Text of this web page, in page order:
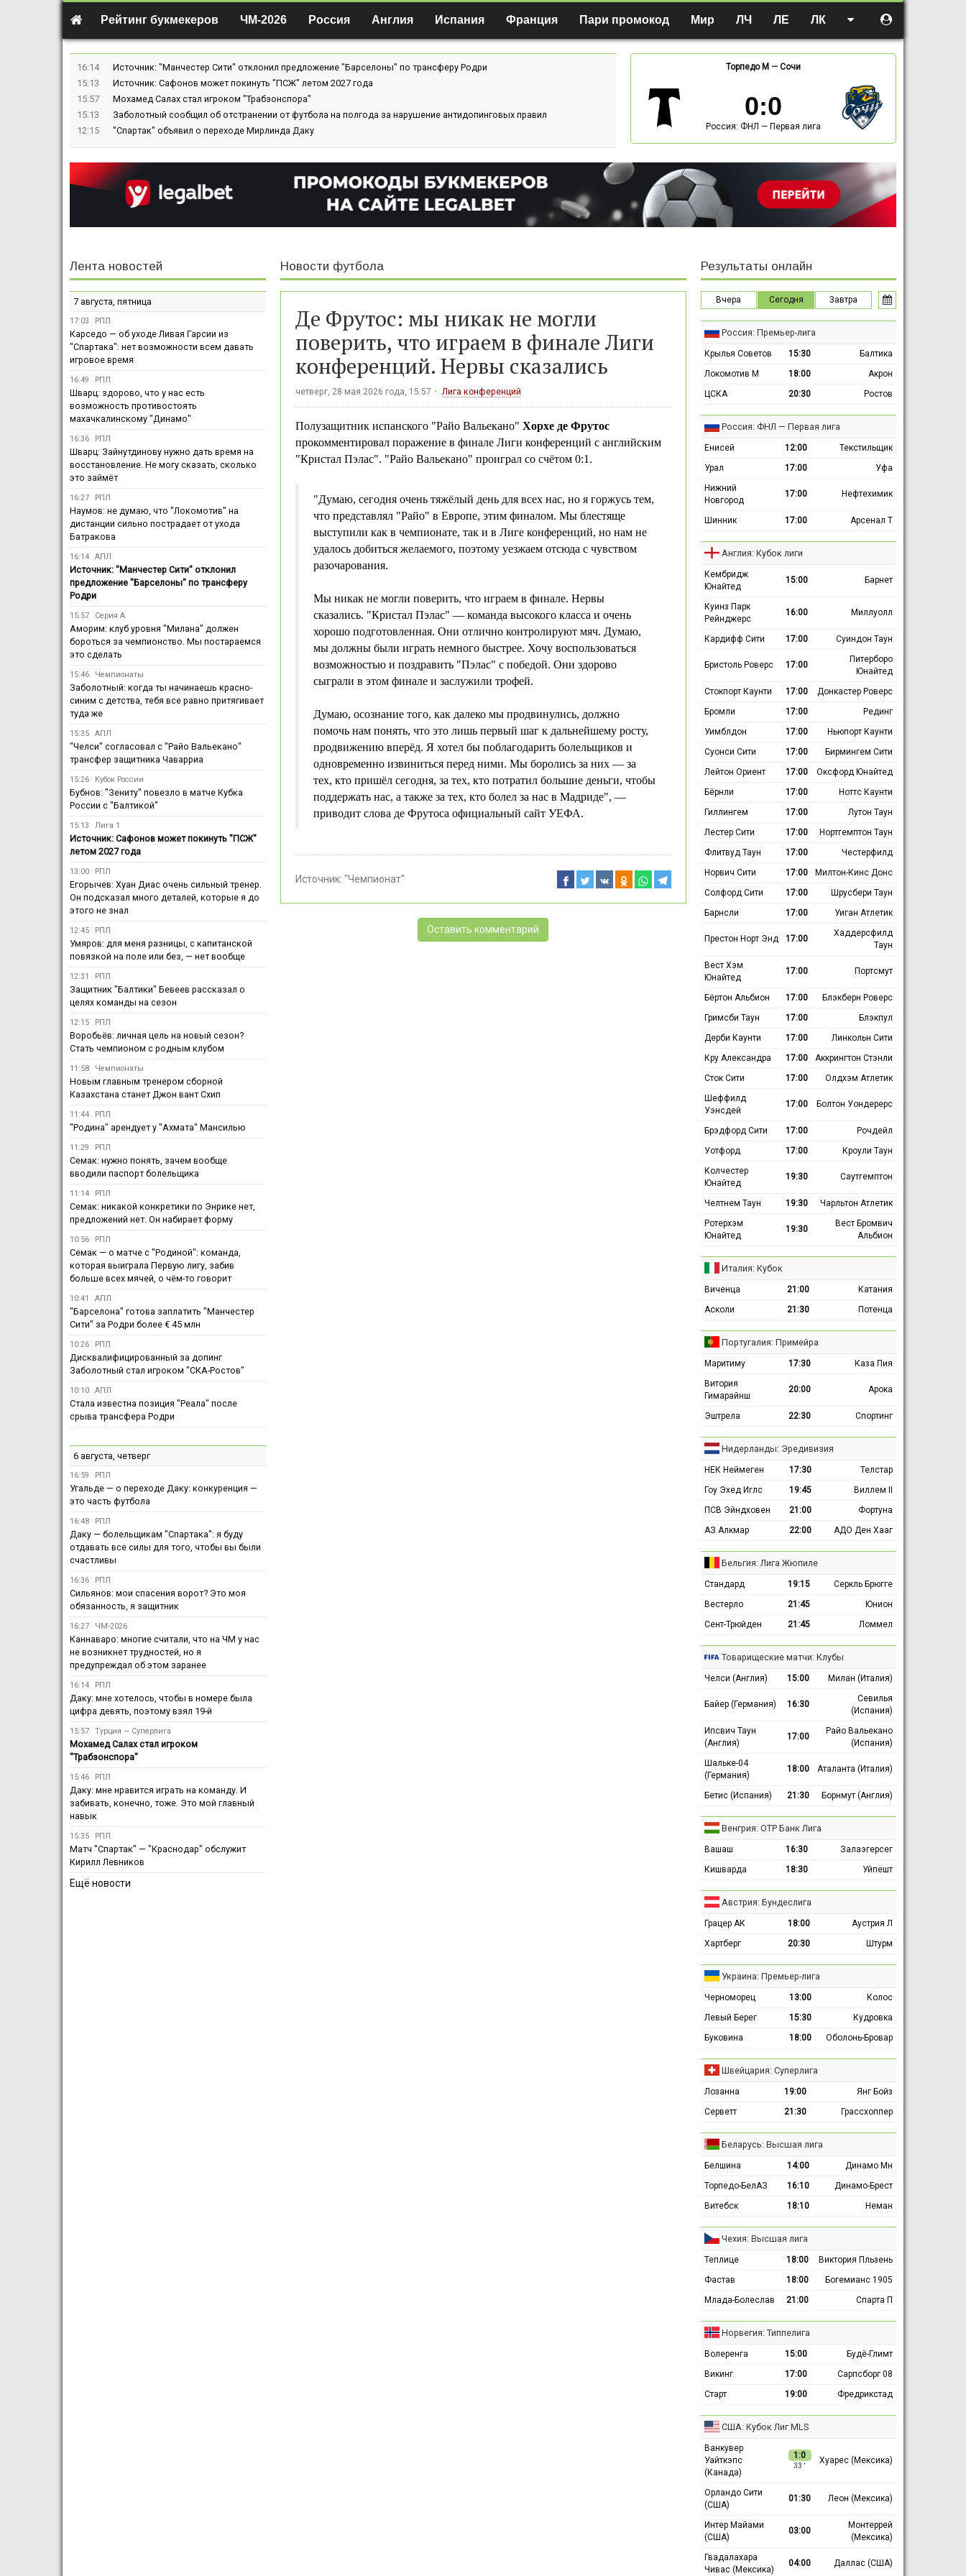
Рейтинг букмекеров ЧМ-2026 Россия Англия Испания Франция Пари промокод Мир ЛЧ ЛЕ ЛК
16:14
Источник: "Манчестер Сити" отклонил предложение "Барселоны" по трансферу Родри
15:13
Источник: Сафонов может покинуть "ПСЖ" летом 2027 года
15:57
Мохамед Салах стал игроком "Трабзонспора"
15:13
Заболотный сообщил об отстранении от футбола на полгода за нарушение антидопинговых правил
12:15
"Спартак" объявил о переходе Мирлинда Даку
Торпедо М — Сочи
0:0
Россия: ФНЛ — Первая лига
Новости футбола
Де Фрутос: мы никак не могли
поверить, что играем в финале Лиги
конференций. Нервы сказались
четверг, 28 мая 2026 года, 15:57 Лига конференций
Полузащитник испанского "Райо Вальекано" Хорхе де Фрутос
прокомментировал поражение в финале Лиги конференций с английским
"Кристал Пэлас". "Райо Вальекано" проиграл со счётом 0:1.
"Думаю, сегодня очень тяжёлый день для всех нас, но я горжусь тем,
что представлял "Райо" в Европе, этим финалом. Мы блестяще
выступили как в чемпионате, так и в Лиге конференций, но нам не
удалось добиться желаемого, поэтому уезжаем отсюда с чувством
разочарования.
Мы никак не могли поверить, что играем в финале. Нервы
сказались. "Кристал Пэлас" — команда высокого класса и очень
хорошо подготовленная. Они отлично контролируют мяч. Думаю,
мы должны были играть немного быстрее. Хочу воспользоваться
возможностью и поздравить "Пэлас" с победой. Они здорово
сыграли в этом финале и заслужили трофей.
Думаю, осознание того, как далеко мы продвинулись, должно
помочь нам понять, что это лишь первый шаг к дальнейшему росту,
продвижению вперёд. Я хотел бы поблагодарить болельщиков и
одновременно извиниться перед ними. Мы боролись за них — за
тех, кто пришёл сегодня, за тех, кто потратил большие деньги, чтобы
поддержать нас, а также за тех, кто болел за нас в Мадриде", —
приводит слова де Фрутоса официальный сайт УЕФА.
Источник: "Чемпионат"
Оставить комментарий
Лента новостей
7 августа, пятница
17:03 РПЛ
Карседо — об уходе Ливая Гарсии из
"Спартака": нет возможности всем давать
игровое время
16:49 РПЛ
Шварц: здорово, что у нас есть
возможность противостоять
махачкалинскому "Динамо"
16:36 РПЛ
Шварц: Зайнутдинову нужно дать время на
восстановление. Не могу сказать, сколько
это займёт
16:27 РПЛ
Наумов: не думаю, что "Локомотив" на
дистанции сильно пострадает от ухода
Батракова
16:14 АПЛ
Источник: "Манчестер Сити" отклонил
предложение "Барселоны" по трансферу
Родри
15:57 Серия А
Аморим: клуб уровня "Милана" должен
бороться за чемпионство. Мы постараемся
это сделать
15:46 Чемпионаты
Заболотный: когда ты начинаешь красно-
синим с детства, тебя все равно притягивает
туда же
15:35 АПЛ
"Челси" согласовал с "Райо Вальекано"
трансфер защитника Чаварриа
15:26 Кубок России
Бубнов: "Зениту" повезло в матче Кубка
России с "Балтикой"
15:13 Лига 1
Источник: Сафонов может покинуть "ПСЖ"
летом 2027 года
13:00 РПЛ
Егорычев: Хуан Диас очень сильный тренер.
Он подсказал много деталей, которые я до
этого не знал
12:45 РПЛ
Умяров: для меня разницы, с капитанской
повязкой на поле или без, — нет вообще
12:31 РПЛ
Защитник "Балтики" Бевеев рассказал о
целях команды на сезон
12:15 РПЛ
Воробьёв: личная цель на новый сезон?
Стать чемпионом с родным клубом
11:58 Чемпионаты
Новым главным тренером сборной
Казахстана станет Джон вант Схип
11:44 РПЛ
"Родина" арендует у "Ахмата" Мансилью
11:29 РПЛ
Семак: нужно понять, зачем вообще
вводили паспорт болельщика
11:14 РПЛ
Семак: никакой конкретики по Энрике нет,
предложений нет. Он набирает форму
10:56 РПЛ
Семак — о матче с "Родиной": команда,
которая выиграла Первую лигу, забив
больше всех мячей, о чём-то говорит
10:41 АПЛ
"Барселона" готова заплатить "Манчестер
Сити" за Родри более € 45 млн
10:26 РПЛ
Дисквалифицированный за допинг
Заболотный стал игроком "СКА-Ростов"
10:10 АПЛ
Стала известна позиция "Реала" после
срыва трансфера Родри
6 августа, четверг
16:59 РПЛ
Угальде — о переходе Даку: конкуренция —
это часть футбола
16:48 РПЛ
Даку — болельщикам "Спартака": я буду
отдавать все силы для того, чтобы вы были
счастливы
16:36 РПЛ
Сильянов: мои спасения ворот? Это моя
обязанность, я защитник
16:27 ЧМ-2026
Каннаваро: многие считали, что на ЧМ у нас
не возникнет трудностей, но я
предупреждал об этом заранее
16:14 РПЛ
Даку: мне хотелось, чтобы в номере была
цифра девять, поэтому взял 19-й
15:57 Турция — Суперлига
Мохамед Салах стал игроком
"Трабзонспора"
15:46 РПЛ
Даку: мне нравится играть на команду. И
забивать, конечно, тоже. Это мой главный
навык
15:35 РПЛ
Матч "Спартак" — "Краснодар" обслужит
Кирилл Левников
Ещё новости
Результаты онлайн
Вчера Сегодня Завтра
Россия: Премьер-лига
Крылья Советов 15:30
Балтика
Локомотив М
18:00
Акрон
ЦСКА
20:30 Ростов
Россия: ФНЛ — Первая лига
Енисей 12:00
Текстильщик
Урал
17:00
Уфа
Нижний
Новгород
17:00 Нефтехимик
Шинник 17:00 Арсенал Т
Англия: Кубок лиги
Кембридж
Юнайтед
15:00 Барнет
Куинз Парк
Рейнджерс
16:00 Миллуолл
Кардифф Сити 17:00 Суиндон Таун
Бристоль Роверс 17:00
Питерборо
Юнайтед
Стокпорт Каунти
17:00
Донкастер Роверс
Бромли
17:00
Рединг
Уимблдон
17:00
Ньюпорт Каунти
Суонси Сити
17:00
Бирмингем Сити
Лейтон Ориент
17:00
Оксфорд Юнайтед
Бёрнли
17:00
Ноттс Каунти
Гиллингем
17:00
Лутон Таун
Лестер Сити
17:00
Нортгемптон Таун
Флитвуд Таун
17:00
Честерфилд
Норвич Сити
17:00
Милтон-Кинс Донс
Солфорд Сити
17:00
Шрусбери Таун
Барнсли
17:00 Уиган Атлетик
Престон Норт Энд 17:00
Хаддерсфилд
Таун
Вест Хэм
Юнайтед
17:00 Портсмут
Бёртон Альбион 17:00
Блэкберн Роверс
Гримсби Таун
17:00
Блэкпул
Дерби Каунти
17:00
Линкольн Сити
Кру Александра
17:00
Аккрингтон Стэнли
Сток Сити
17:00
Олдхэм Атлетик
Шеффилд
Уэнсдей
17:00 Болтон Уондерерс
Брэдфорд Сити 17:00
Рочдейл
Уотфорд
17:00
Кроули Таун
Колчестер
Юнайтед
19:30 Саутгемптон
Челтнем Таун 19:30
Чарльтон Атлетик
Ротерхэм
Юнайтед
19:30
Вест Бромвич
Альбион
Италия: Кубок
Виченца 21:00
Катания
Асколи
21:30 Потенца
Португалия: Примейра
Маритиму 17:30
Каза Пия
Витория
Гимарайнш
20:00 Арока
Эштрела 22:30 Спортинг
Нидерланды: Эредивизия
НЕК Неймеген 17:30
Телстар
Гоу Эхед Иглс
19:45
Виллем II
ПСВ Эйндховен
21:00
Фортуна
АЗ Алкмар
22:00 АДО Ден Хааг
Бельгия: Лига Жюпиле
Стандард 19:15
Серкль Брюгге
Вестерло
21:45
Юнион
Сент-Трюйден
21:45 Ломмел
Товарищеские матчи: Клубы
Челси (Англия) 15:00 Милан (Италия)
Байер (Германия) 16:30
Севилья
(Испания)
Ипсвич Таун
(Англия)
17:00
Райо Вальекано
(Испания)
Шальке-04
(Германия)
18:00 Аталанта (Италия)
Бетис (Испания) 21:30 Борнмут (Англия)
Венгрия: ОТР Банк Лига
Вашаш 16:30
Залаэгерсег
Кишварда
18:30 Уйпешт
Австрия: Бундеслига
Грацер АК 18:00
Аустрия Л
Хартберг
20:30 Штурм
Украина: Премьер-лига
Черноморец 13:00
Колос
Левый Берег
15:30
Кудровка
Буковина
18:00 Оболонь-Бровар
Швейцария: Суперлига
Лозанна 19:00
Янг Бойз
Серветт
21:30 Грассхоппер
Беларусь: Высшая лига
Белшина 14:00
Динамо Мн
Торпедо-БелАЗ
16:10
Динамо-Брест
Витебск
18:10 Неман
Чехия: Высшая лига
Теплице 18:00
Виктория Пльзень
Фастав
18:00
Богемианс 1905
Млада-Болеслав
21:00 Спарта П
Норвегия: Типпелига
Волеренга 15:00
Будё-Глимт
Викинг
17:00
Сарпсборг 08
Старт
19:00 Фредрикстад
США: Кубок Лиг MLS
Ванкувер
Уайткэпс
(Канада)
1:0
33 ′
Хуарес (Мексика)
Орландо Сити
(США)
01:30 Леон (Мексика)
Интер Майами
(США)
03:00
Монтеррей
(Мексика)
Гвадалахара
Чивас (Мексика)
04:00 Даллас (США)